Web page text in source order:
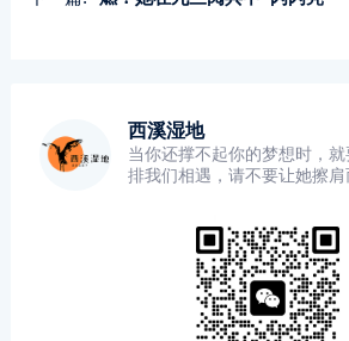
西溪湿地
当你还撑不起你的梦想时，
排我们相遇，请不要让她擦肩